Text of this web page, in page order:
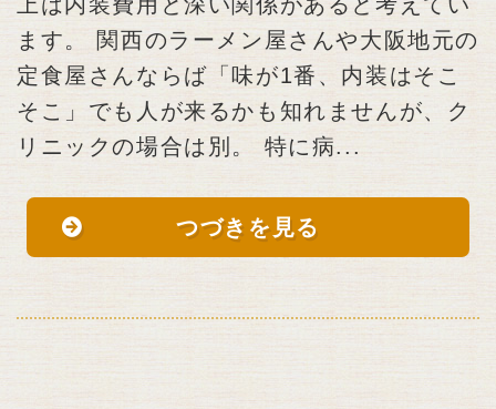
ます。 関西のラーメン屋さんや大阪地元の
定食屋さんならば「味が1番、内装はそこ
そこ」でも人が来るかも知れませんが、ク
リニックの場合は別。 特に病...
つづきを見る